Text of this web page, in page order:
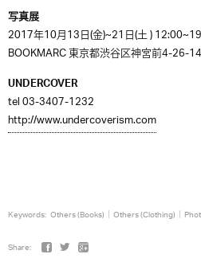
写真展
2017年10月13日(金)~21日(土 )
BOOKMARC 東京都渋谷区神宮前4-26-
UNDERCOVER
tel 03-3407-1232
http://www.undercoverism.com
Keywords: Others (Books) Others (Clothing)
Share: